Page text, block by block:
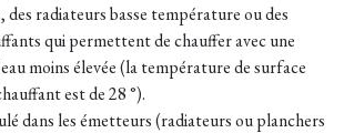
des radiateurs basse température ou des
qui permettent de chauffer avec une
moins élevée (la température de surface
est de 28 °).
dans les émetteurs (radiateurs ou planchers